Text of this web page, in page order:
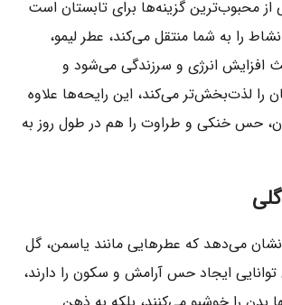
از محبوب‌ترین گزینه‌ها برای تابستان است
را به شما منتقل می‌کند، عطر لیمو،
افزایش انرژی و سرزندگی می‌شود و
را لذت‌بخش‌تر می‌کند، این رایحه‌ها علاوه
حس خنکی و طراوت را هم در طول روز به
می‌دهد که عطرهایی مانند یاسمن، گل
ایجاد حس آرامش و سکون را دارند،